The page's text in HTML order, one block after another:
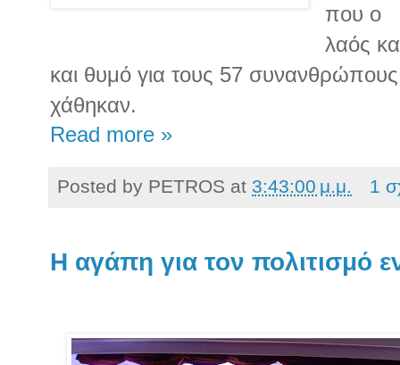
που ο
λαός
και θυμό για τους 57
χάθηκαν.
Read more »
Posted by PETROS at 3:43:00 μ.μ. 1
Η αγάπη για τον πολιτισμό